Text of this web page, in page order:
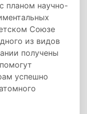
планом научно-
Союзе
из видов
получены
успешно